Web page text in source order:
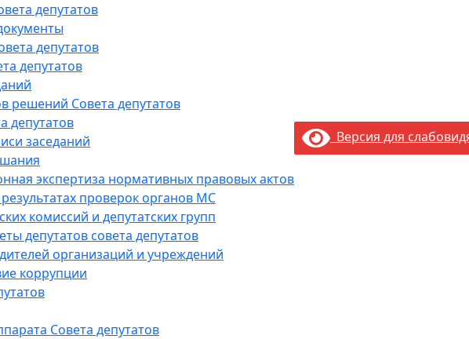
депутатов
депутатов
депутатов
решений Совета депутатов
депутатов
заседаний
экспертиза нормативных правовых актов
проверок органов МС
комиссий и депутатских групп
депутатов совета депутатов
организаций и учреждений
коррупции
Совета депутатов
Версия для